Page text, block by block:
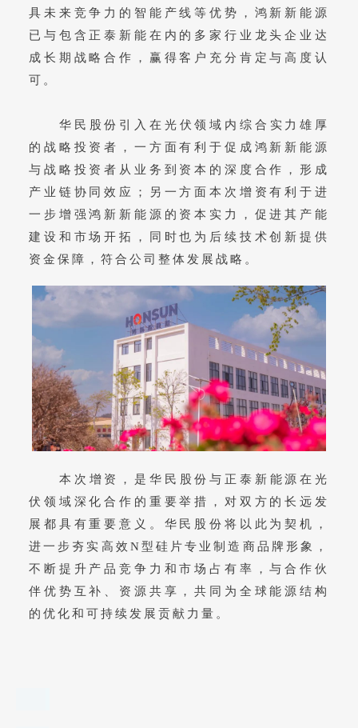
具未来竞争力的智能产线等优势，鸿新新能源
已与包含正泰新能在内的多家行业龙头企业达
成长期战略合作，赢得客户充分肯定与高度认
可。
华民股份引入在光伏领域内综合实力雄厚
的战略投资者，一方面有利于促成鸿新新能源
与战略投资者从业务到资本的深度合作，形成
产业链协同效应；另一方面本次增资有利于进
一步增强鸿新新能源的资本实力，促进其产能
建设和市场开拓，同时也为后续技术创新提供
资金保障，符合公司整体发展战略。
本次增资，是华民股份与正泰新能源在光
伏领域深化合作的重要举措，对双方的长远发
展都具有重要意义。华民股份将以此为契机，
进一步夯实高效N型硅片专业制造商品牌形象，
不断提升产品竞争力和市场占有率，与合作伙
伴优势互补、资源共享，共同为全球能源结构
的优化和可持续发展贡献力量。